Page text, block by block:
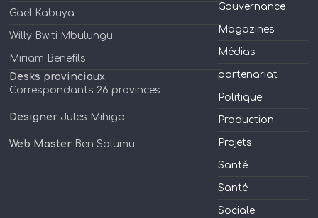
Gaël Kabuya
Willy Bwiti Mbulungu
Miriam Benefils
Desks provinciaux
Correspondants 26 provinces
Designer Jules Mihigo
Web Master Ben Salumu
Gouvernance
Magazines
Médias
partenariat
Politique
Production
Projets
Santé
Santé
Sociale